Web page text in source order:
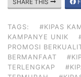
SHARE THIS
TAGS: #KIPAS
KAMPANYE UNIK
PROMOSI
BERMANFAAT
TERLENGKAP